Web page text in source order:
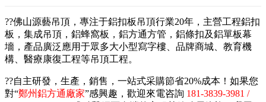
??佛山源藝吊頂，專注于鋁扣板吊頂行業20年，主營工程鋁扣
板，集成吊頂，鋁蜂窩板，鋁方通方管，鋁條扣及鋁單板幕
墻，產品廣泛應用于眾多大小型寫字樓、品牌商城、教育機
構、醫療康復工程等吊頂工程。
??自主研發，生產，銷售，一站式采購節省20%成本！如果您
對“鄭州鋁方通廠家”感興趣，歡迎來電咨詢 181-3839-3981 /